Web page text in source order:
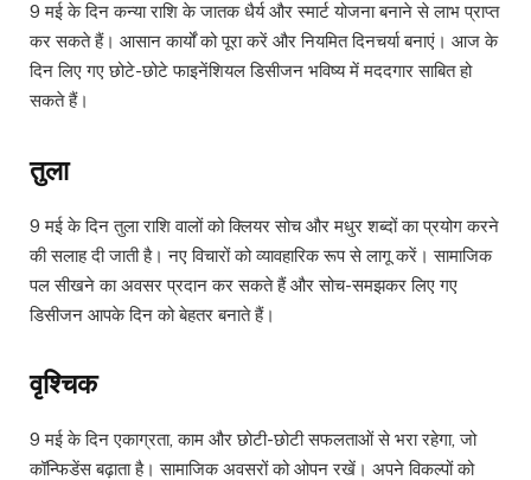
9 मई के दिन कन्या राशि के जातक धैर्य और स्मार्ट योजना बनाने से लाभ प्राप्त
कर सकते हैं। आसान कार्यों को पूरा करें और नियमित दिनचर्या बनाएं। आज के
दिन लिए गए छोटे-छोटे फाइनेंशियल डिसीजन भविष्य में मददगार साबित हो
सकते हैं।
तुला
9 मई के दिन तुला राशि वालों को क्लियर सोच और मधुर शब्दों का प्रयोग करने
की सलाह दी जाती है। नए विचारों को व्यावहारिक रूप से लागू करें। सामाजिक
पल सीखने का अवसर प्रदान कर सकते हैं और सोच-समझकर लिए गए
डिसीजन आपके दिन को बेहतर बनाते हैं।
वृश्चिक
9 मई के दिन एकाग्रता, काम और छोटी-छोटी सफलताओं से भरा रहेगा, जो
कॉन्फिडेंस बढ़ाता है। सामाजिक अवसरों को ओपन रखें। अपने विकल्पों को